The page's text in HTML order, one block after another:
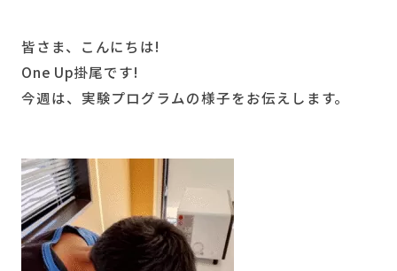
皆さま、こんにちは!
One Up掛尾です!
今週は、実験プログラムの様子をお伝えします。